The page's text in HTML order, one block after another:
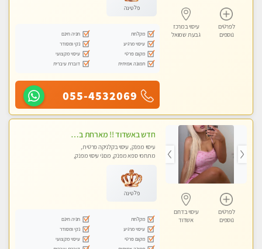
לפרטים
נוספים
עיסוי במרכז
גבעת שמואל
פלטינה
מקלחת
חניה חינם
עיסוי מרגיע
נקי ומסודר
מקום פרטי
עיסוי מקצועי
תמונה אמיתית
דוברת עיברית
055-4532069
לפרטים
נוספים
עיסוי בדרום
אשדוד
חדש באשדוד !! מארחת בדירתי באופן פרטי ודיסקרטי מקום יפה מסודר נקי ואווירה נעימה יחס טוב בבית חםללא מין !!
עיסוי מפנק, עיסוי בקלניקה פרטית,
מתחמי ספא מפנק, מכוני עיסוי מפנק,
פלטינה
מקלחת
חניה חינם
עיסוי מרגיע
נקי ומסודר
מקום פרטי
עיסוי מקצועי